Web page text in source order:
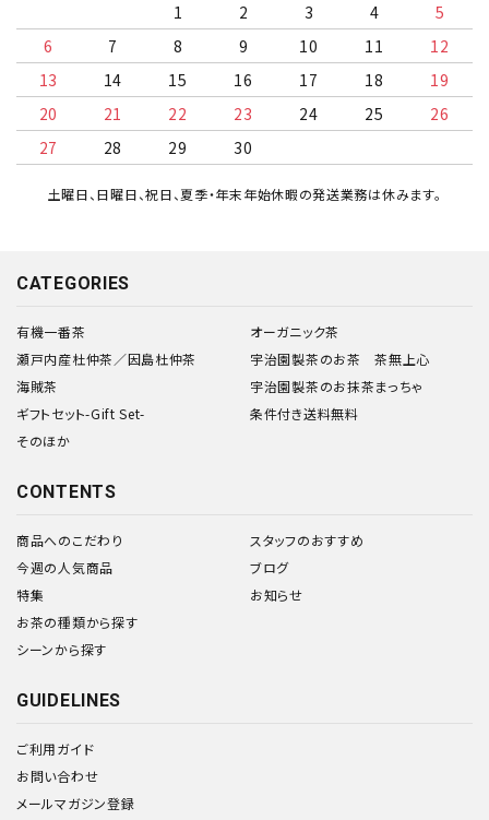
1
2 3 4
5
6
7 8 9 10 11
12
13
14 15 16 17 18
19
20
21 22 23 24 25
26
27
28 29 30
土曜日、日曜日、祝日、夏季・年末年始休暇の発送業務は休みます。
CATEGORIES
有機一番茶
オーガニック茶
瀬戸内産杜仲茶／因島杜仲茶
宇治園製茶のお茶 茶無上心
海賊茶
宇治園製茶のお抹茶まっちゃ
ギフトセット-Gift Set-
条件付き送料無料
そのほか
CONTENTS
商品へのこだわり
スタッフのおすすめ
今週の人気商品
ブログ
特集
お知らせ
お茶の種類から探す
シーンから探す
GUIDELINES
ご利用ガイド
お問い合わせ
メールマガジン登録